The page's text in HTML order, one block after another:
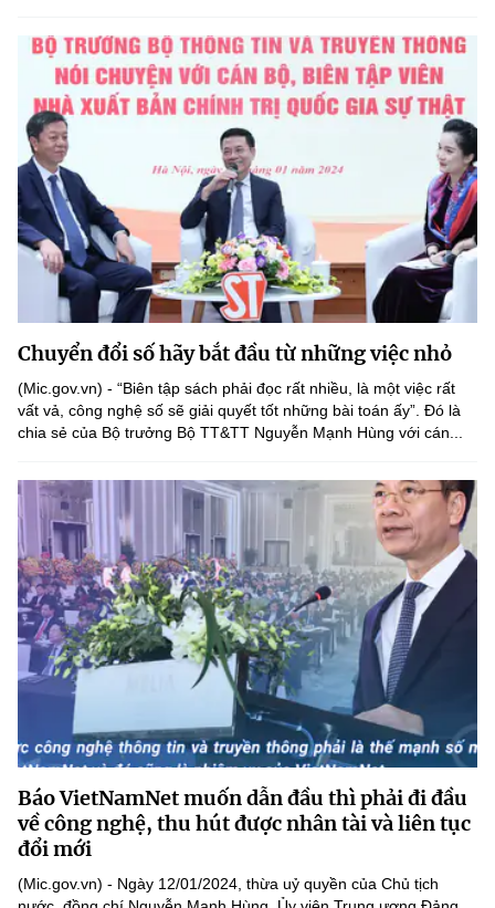
Chuyển đổi số hãy bắt đầu từ những việc nhỏ
(Mic.gov.vn) - “Biên tập sách phải đọc rất nhiều, là một việc rất
vất vả, công nghệ số sẽ giải quyết tốt những bài toán ấy”. Đó là
chia sẻ của Bộ trưởng Bộ TT&TT Nguyễn Mạnh Hùng với cán...
Báo VietNamNet muốn dẫn đầu thì phải đi đầu
về công nghệ, thu hút được nhân tài và liên tục
đổi mới
(Mic.gov.vn) - Ngày 12/01/2024, thừa uỷ quyền của Chủ tịch